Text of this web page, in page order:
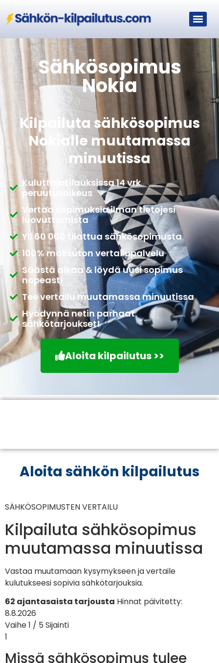
Sähkösopimus
Nokia
Kilpailuta sähkösopimus
Nokialle muutamassa
minuutissa
Kuluttajatilauksissa 14 vrk
peruutusoikeus
Vertaa sopimuksia ilman tietojesi
luovuttamista
Yli 60 000 tilattua sähkösopimusta
100% maksuton vertailupalvelu
Säästä aikaa & löydä uusi sopimus
nopeasti
Tee vertailu muutamassa minuutissa
Hyödynnä netin parhaat
sähkötarjoukset!
Aloita kilpailutus >>
Aloita sähkön kilpailutus
SÄHKÖSOPIMUSTEN VERTAILU
Kilpailuta sähkösopimus
muutamassa minuutissa
Vastaa muutamaan kysymykseen ja vertaile
kulutukseesi sopivia sähkötarjouksia.
62 ajantasaista tarjousta Hinnat päivitetty:
8.8.2026
Vaihe 1 / 5 Sijainti
1
Missä sähkösopimus tulee